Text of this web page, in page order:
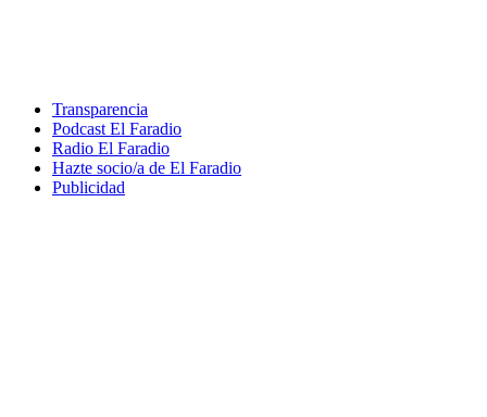
Transparencia
Podcast El Faradio
Radio El Faradio
Hazte socio/a de El Faradio
Publicidad